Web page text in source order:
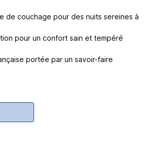
de couchage pour des nuits sereines à
pour un confort sain et tempéré
portée par un savoir-faire